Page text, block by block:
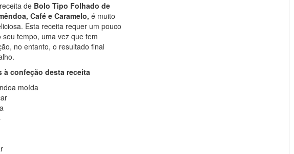
de Bolo Tipo Folhado de
Café e Caramelo, é muito
Esta receita requer um pouco
seu tempo, uma vez que tem
no entanto, o resultado final
à confeção desta receita
moída